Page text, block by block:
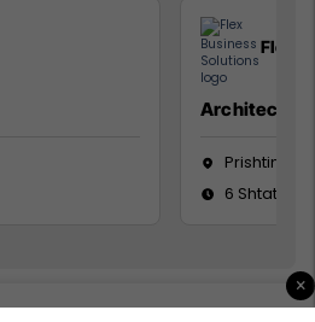
Flex
Architect
Prishtinë
6 Shtator
×